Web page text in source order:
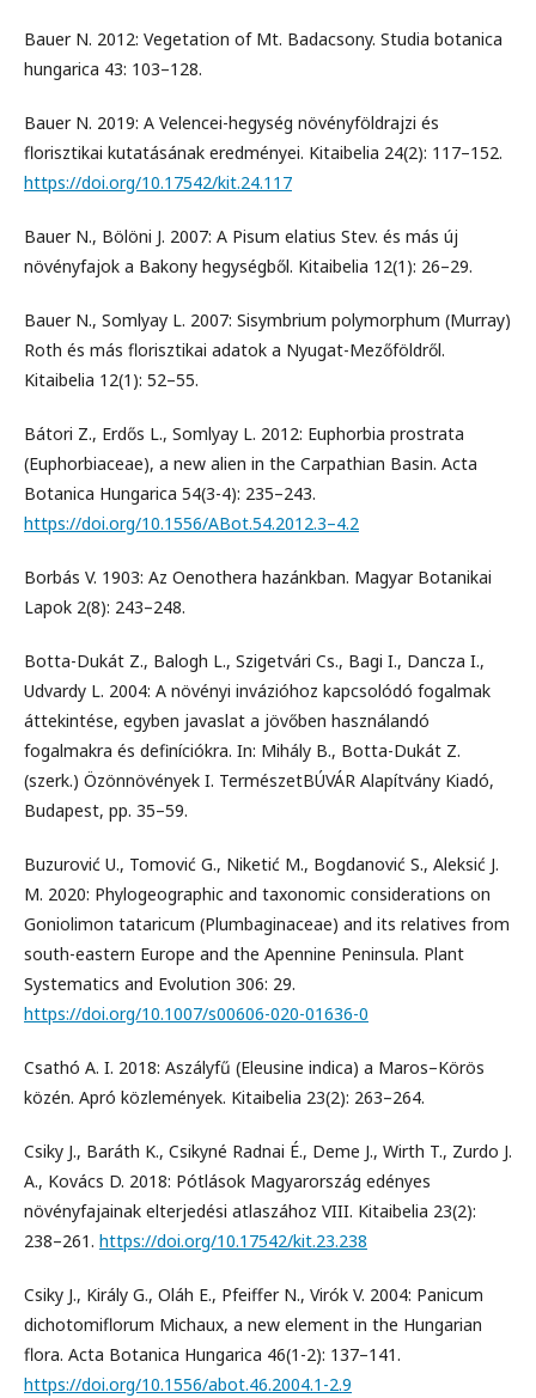
Bauer N. 2012: Vegetation of Mt. Badacsony. Studia botanica
hungarica 43: 103–128.
Bauer N. 2019: A Velencei-hegység növényföldrajzi és
florisztikai kutatásának eredményei. Kitaibelia 24(2): 117–152.
https://doi.org/10.17542/kit.24.117
Bauer N., Bölöni J. 2007: A Pisum elatius Stev. és más új
növényfajok a Bakony hegységből. Kitaibelia 12(1): 26–29.
Bauer N., Somlyay L. 2007: Sisymbrium polymorphum (Murray)
Roth és más florisztikai adatok a Nyugat-Mezőföldről.
Kitaibelia 12(1): 52–55.
Bátori Z., Erdős L., Somlyay L. 2012: Euphorbia prostrata
(Euphorbiaceae), a new alien in the Carpathian Basin. Acta
Botanica Hungarica 54(3-4): 235–243.
https://doi.org/10.1556/ABot.54.2012.3–4.2
Borbás V. 1903: Az Oenothera hazánkban. Magyar Botanikai
Lapok 2(8): 243–248.
Botta-Dukát Z., Balogh L., Szigetvári Cs., Bagi I., Dancza I.,
Udvardy L. 2004: A növényi invázióhoz kapcsolódó fogalmak
áttekintése, egyben javaslat a jövőben használandó
fogalmakra és definíciókra. In: Mihály B., Botta-Dukát Z.
(szerk.) Özönnövények I. TermészetBÚVÁR Alapítvány Kiadó,
Budapest, pp. 35–59.
Buzurović U., Tomović G., Niketić M., Bogdanović S., Aleksić J.
M. 2020: Phylogeographic and taxonomic considerations on
Goniolimon tataricum (Plumbaginaceae) and its relatives from
south-eastern Europe and the Apennine Peninsula. Plant
Systematics and Evolution 306: 29.
https://doi.org/10.1007/s00606-020-01636-0
Csathó A. I. 2018: Aszályfű (Eleusine indica) a Maros–Körös
közén. Apró közlemények. Kitaibelia 23(2): 263–264.
Csiky J., Baráth K., Csikyné Radnai É., Deme J., Wirth T., Zurdo J.
A., Kovács D. 2018: Pótlások Magyarország edényes
növényfajainak elterjedési atlaszához VIII. Kitaibelia 23(2):
238–261. https://doi.org/10.17542/kit.23.238
Csiky J., Király G., Oláh E., Pfeiffer N., Virók V. 2004: Panicum
dichotomiflorum Michaux, a new element in the Hungarian
flora. Acta Botanica Hungarica 46(1-2): 137–141.
https://doi.org/10.1556/abot.46.2004.1-2.9